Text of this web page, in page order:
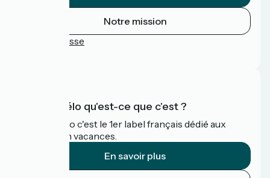
Notre mission
Espace Presse
Accueil Vélo qu'est-ce que c'est ?
Accueil Vélo c'est le 1er label français dédié aux
cyclistes en vacances.
En savoir plus